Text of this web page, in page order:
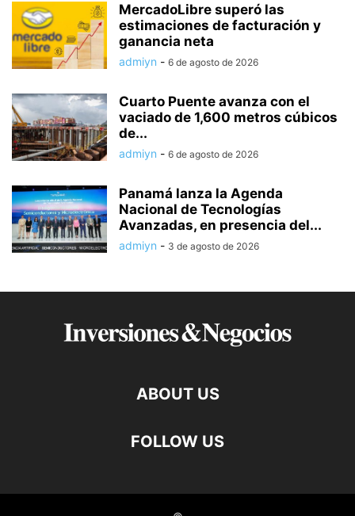
MercadoLibre superó las
estimaciones de facturación y
ganancia neta
admiyn - 6 de agosto de 2026
Cuarto Puente avanza con el
vaciado de 1,600 metros cúbicos
de...
admiyn - 6 de agosto de 2026
Panamá lanza la Agenda
Nacional de Tecnologías
Avanzadas, en presencia del...
admiyn - 3 de agosto de 2026
ABOUT US
FOLLOW US